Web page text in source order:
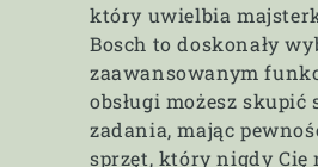
który uwielbia
Bosch to doskonały
zaawansowanym
obsługi możesz
zadania, mając
sprzęt, który nigdy Cię